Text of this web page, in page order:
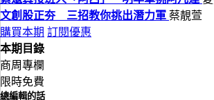
文創股正夯 三招教你挑出潛力軍 蔡靚萱
購買本期 訂閱優惠
本期目錄
商周專欄
限時免費
總編輯的話